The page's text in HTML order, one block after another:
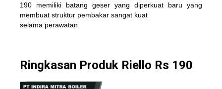
190 memiliki batang geser yang diperkuat baru yang
membuat struktur pembakar sangat kuat
selama perawatan.
Ringkasan Produk Riello Rs 190